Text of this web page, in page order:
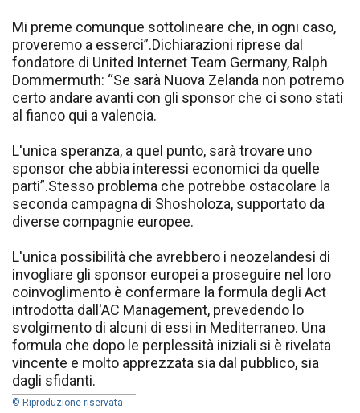
Mi preme comunque sottolineare che, in ogni caso,
proveremo a esserci”.Dichiarazioni riprese dal
fondatore di United Internet Team Germany, Ralph
Dommermuth: “Se sarà Nuova Zelanda non potremo
certo andare avanti con gli sponsor che ci sono stati
al fianco qui a valencia.
L'unica speranza, a quel punto, sarà trovare uno
sponsor che abbia interessi economici da quelle
parti”.Stesso problema che potrebbe ostacolare la
seconda campagna di Shosholoza, supportato da
diverse compagnie europee.
L'unica possibilità che avrebbero i neozelandesi di
invogliare gli sponsor europei a proseguire nel loro
coinvoglimento è confermare la formula degli Act
introdotta dall'AC Management, prevedendo lo
svolgimento di alcuni di essi in Mediterraneo. Una
formula che dopo le perplessità iniziali si è rivelata
vincente e molto apprezzata sia dal pubblico, sia
dagli sfidanti.
© Riproduzione riservata